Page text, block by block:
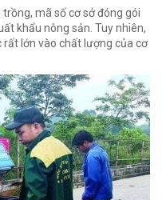
mã số cơ sở đóng gói
khẩu nông sản. Tuy nhiên,
rất lớn vào chất lượng của cơ